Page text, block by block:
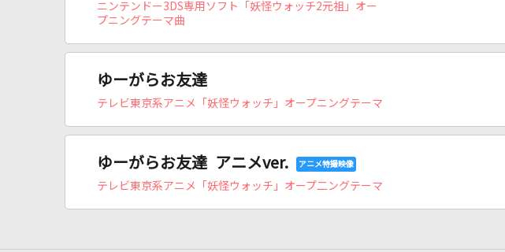
ニンテンドー3DS専用ソフト「妖怪ウォッチ2元祖」オー
プニングテーマ曲
ゆーがらお友達
テレビ東京系アニメ「妖怪ウォッチ」オープニングテーマ
ゆーがらお友達 アニメver.
テレビ東京系アニメ「妖怪ウォッチ」オープ二ングテーマ